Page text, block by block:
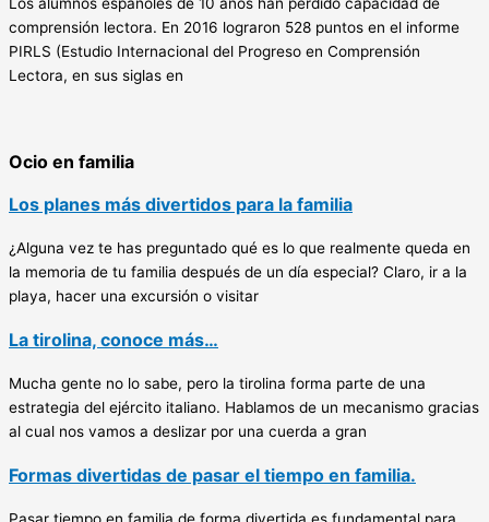
comprensión lectora. En 2016 lograron 528 puntos en el informe
PIRLS (Estudio Internacional del Progreso en Comprensión
Lectora, en sus siglas en
Ocio en familia
Los planes más divertidos para la familia
¿Alguna vez te has preguntado qué es lo que realmente queda en
la memoria de tu familia después de un día especial? Claro, ir a la
playa, hacer una excursión o visitar
La tirolina, conoce más…
Mucha gente no lo sabe, pero la tirolina forma parte de una
estrategia del ejército italiano. Hablamos de un mecanismo gracias
al cual nos vamos a deslizar por una cuerda a gran
Formas divertidas de pasar el tiempo en familia.
Pasar tiempo en familia de forma divertida es fundamental para